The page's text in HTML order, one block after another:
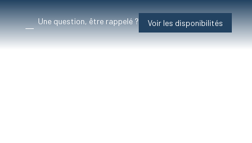
Une question, être rappelé ? Voir les disponibilités